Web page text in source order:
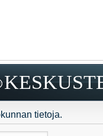
tietoja.